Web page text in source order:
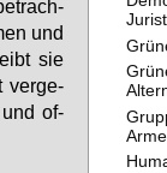
und
sie
ver­ge­
und of­